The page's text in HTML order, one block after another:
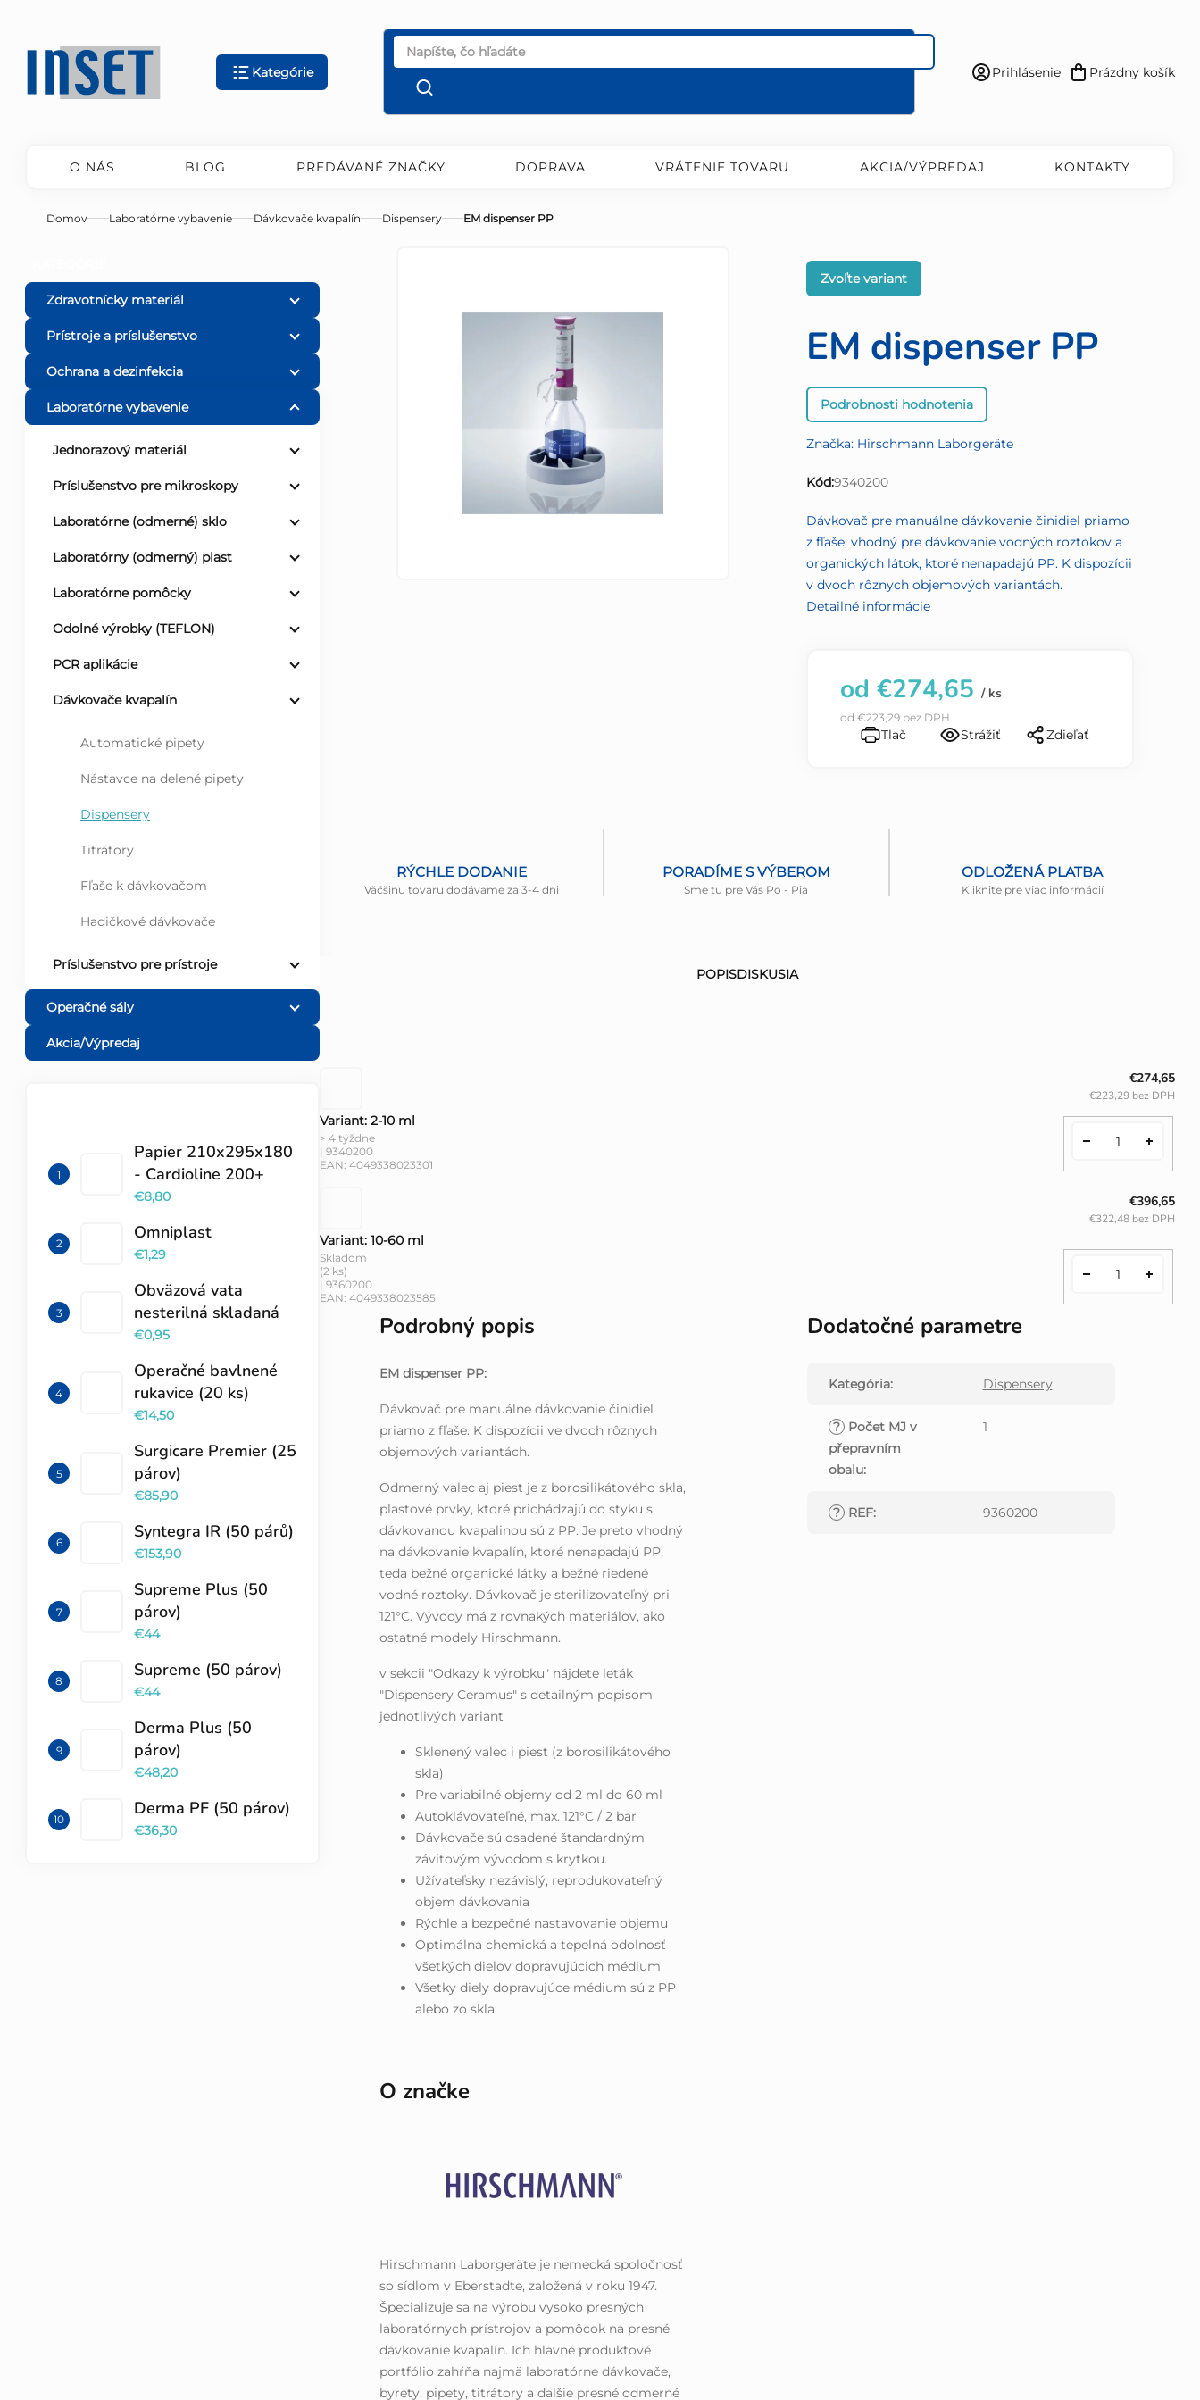
obsah
Kategórie
Prihlásenie
Nákupný
Prázdny košík
O NÁS BLOG PREDÁVANÉ ZNAČKY DOPRAVA VRÁTENIE TOVARU AKCIA/VÝPREDAJ KONTAKTY
Domov Laboratórne vybavenie Dávkovače kvapalín Dispensery EM dispenser PP
o
č
n
Zdravotnícky materiál
Prístroje a príslušenstvo
Ochrana a dezinfekcia
Laboratórne vybavenie
Jednorazový materiál
Príslušenstvo pre mikroskopy
Laboratórne (odmerné) sklo
Laboratórny (odmerný) plast
Laboratórne pomôcky
Odolné výrobky (TEFLON)
PCR aplikácie
Dávkovače kvapalín
Automatické pipety
Nástavce na delené pipety
Dispensery
Titrátory
Fľaše k dávkovačom
Hadičkové dávkovače
Príslušenstvo pre prístroje
Operačné sály
Akcia/Výpredaj
Papier 210x295x180
- Cardioline 200+
€8,80
Omniplast
€1,29
Obväzová vata
nesterilná skladaná
€0,95
Operačné bavlnené
rukavice (20 ks)
€14,50
Surgicare Premier (25
párov)
€85,90
Syntegra IR (50 párů)
€153,90
Supreme Plus (50
párov)
€44
Supreme (50 párov)
€44
Derma Plus (50
párov)
€48,20
Derma PF (50 párov)
€36,30
EM dispenser PP
Priemerné
hodnotenie
je
0,0
5
hviezdičiek.
Podrobnosti hodnotenia
Značka: Hirschmann Laborgeräte
Kód:9340200
Zvoľte variant
Dávkovač pre manuálne dávkovanie činidiel priamo
z fľaše, vhodný pre dávkovanie vodných roztokov a
organických látok, ktoré nenapadajú PP. K dispozícii
v dvoch rôznych objemových variantách.
Detailné informácie
od €274,65 / ks
od €223,29bez DPH
Tlač Strážiť Zdieľať
RÝCHLE DODANIE
Väčšinu tovaru dodávame za 3-4 dni
PORADÍME S VÝBEROM
Sme tu pre Vás Po - Pia
ODLOŽENÁ PLATBA
Kliknite pre viac informácií
POPISDISKUSIA
Variant: 2-10 ml
> 4 týždne
| 9340200
EAN: 4049338023301
€274,65
€223,29 bez DPH
Variant: 10-60 ml
Skladom
(2 ks)
| 9360200
EAN: 4049338023585
€396,65
€322,48 bez DPH
Podrobný popis
EM dispenser PP:
Dávkovač pre manuálne dávkovanie činidiel
priamo z fľaše. K dispozícii ve dvoch rôznych
objemových variantách.
Odmerný valec aj piest je z borosilikátového skla,
plastové prvky, ktoré prichádzajú do styku s
dávkovanou kvapalinou sú z PP. Je preto vhodný
na dávkovanie kvapalín, ktoré nenapadajú PP,
teda bežné organické látky a bežné riedené
vodné roztoky. Dávkovač je sterilizovateľný pri
121°C. Vývody má z rovnakých materiálov, ako
ostatné modely Hirschmann.
v sekcii "Odkazy k výrobku" nájdete leták
"Dispensery Ceramus" s detailným popisom
jednotlivých variant
Sklenený valec i piest (z borosilikátového
skla)
Pre variabilné objemy od 2 ml do 60 ml
Autoklávovateľné, max. 121°C / 2 bar
Dávkovače sú osadené štandardným
závitovým vývodom s krytkou.
Užívateľsky nezávislý, reprodukovateľný
objem dávkovania
Rýchle a bezpečné nastavovanie objemu
Optimálna chemická a tepelná odolnosť
všetkých dielov dopravujúcich médium
Všetky diely dopravujúce médium sú z PP
alebo zo skla
O značke
Hirschmann Laborgeräte je nemecká spoločnosť
so sídlom v Eberstadte, založená v roku 1947.
Špecializuje sa na výrobu vysoko presných
laboratórnych prístrojov a pomôcok na presné
dávkovanie kvapalín. Ich hlavné produktové
portfólio zahŕňa najmä laboratórne dávkovače,
byrety, pipety, titrátory a ďalšie presné odmerné
Dodatočné parametre
Kategória: Dispensery
? Počet MJ v
přepravním
obalu:
1
? REF: 9360200